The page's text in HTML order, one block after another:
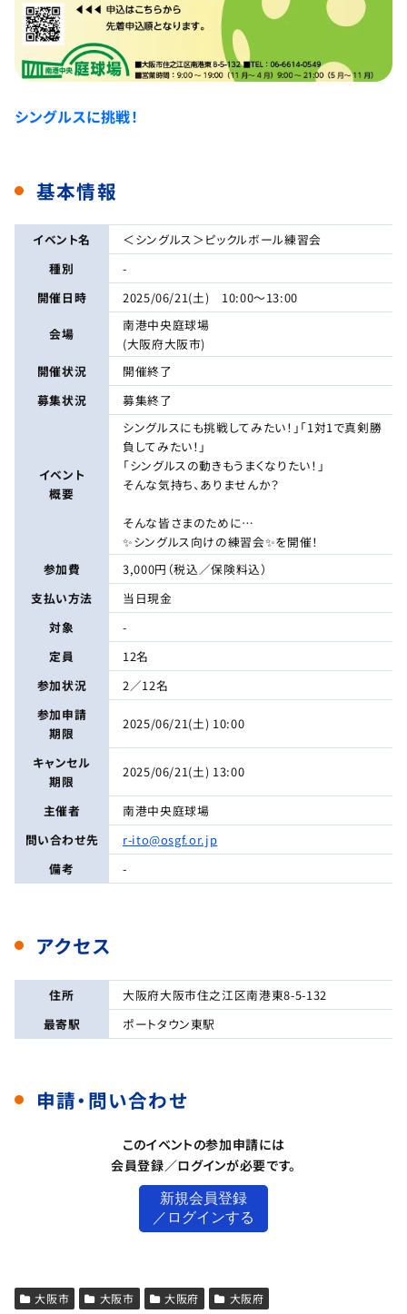
シングルスに挑戦！
基本情報
イベント名
＜シングルス＞ピックルボール練習会
種別
-
開催日時
2025/06/21(土) 10:00～13:00
会場
南港中央庭球場
(大阪府大阪市)
開催状況
開催終了
募集状況
募集終了
イベント
概要
シングルスにも挑戦してみたい！」「1対1で真剣勝
負してみたい！」
「シングルスの動きもうまくなりたい！」
そんな気持ち、ありませんか？
そんな皆さまのために…
✨シングルス向けの練習会✨を開催！
参加費
3,000円（税込／保険料込）
支払い方法
当日現金
対象
-
定員
12名
参加状況
2／12名
参加申請
期限
2025/06/21(土) 10:00
キャンセル
期限
2025/06/21(土) 13:00
主催者
南港中央庭球場
問い合わせ先
r-ito@osgf.or.jp
備考
-
アクセス
住所
大阪府大阪市住之江区南港東8-5-132
最寄駅
ポートタウン東駅
申請・問い合わせ
このイベントの参加申請には
会員登録／ログインが必要です。
新規会員登録
／ログインする
大阪市 大阪市 大阪府 大阪府